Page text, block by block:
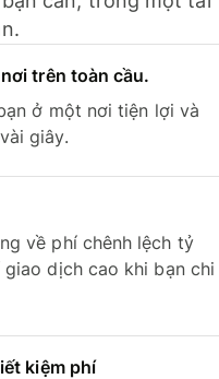
trên toàn cầu.
ở một nơi tiện lợi và
giây.
về phí chênh lệch tỷ
dịch cao khi bạn chi
kiệm phí